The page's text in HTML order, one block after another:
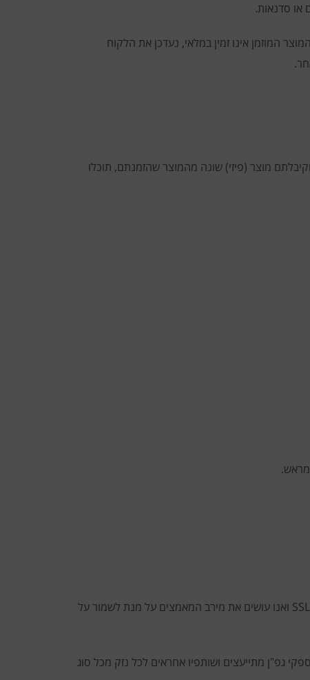
או סדנאות.
המוזמן אינו זמין במלאי, נעדכן את הלקוח
מוצר (פיזי) שונה מהמוצר שהזמנתם, תוכלו
מראש.
פרטי כרטיס האשראי אינם נשמרים באתר, וכל הזמנה תידרשו להזינם מחדש. אתר החברה הינו אתר מאובטח ומוצפן בטכנולוגית SSL ואנו עושים את מירב המאמצים על מנת לשמור על
גפ"ן מתייעצים ושותפיו אחראים לכל נזק מכל סוג